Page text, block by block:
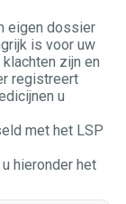
eigen dossier
is voor uw
zijn en
registreert
u
met het LSP
hieronder het